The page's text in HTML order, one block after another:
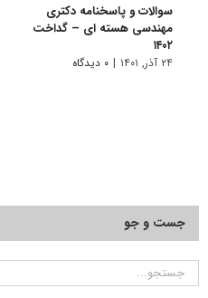
سوالات و پاسخنامه دکتری
مهندسی هسته ای – گداخت
۱۴۰۲
۲۴ آذر, ۱۴۰۱ | ۰ دیدگاه
جست و جو
جستجو